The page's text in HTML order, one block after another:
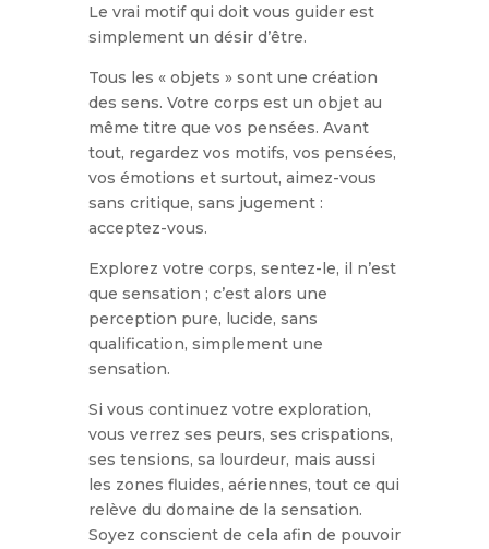
Le vrai motif qui doit vous guider est
simplement un désir d’être.
Tous les « objets » sont une création
des sens. Votre corps est un objet au
même titre que vos pensées. Avant
tout, regardez vos motifs, vos pensées,
vos émotions et surtout, aimez-vous
sans critique, sans jugement :
acceptez-vous.
Explorez votre corps, sentez-le, il n’est
que sensation ; c’est alors une
perception pure, lucide, sans
qualification, simplement une
sensation.
Si vous continuez votre exploration,
vous verrez ses peurs, ses crispations,
ses tensions, sa lourdeur, mais aussi
les zones fluides, aériennes, tout ce qui
relève du domaine de la sensation.
Soyez conscient de cela afin de pouvoir